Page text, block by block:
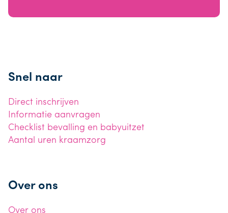
Snel naar
Direct inschrijven
Informatie aanvragen
Checklist bevalling en babyuitzet
Aantal uren kraamzorg
Over ons
Over ons